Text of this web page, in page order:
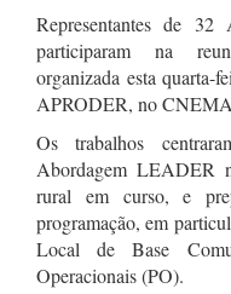
Representantes de
participaram na
organizada esta quarta-
APRODER, no
Os trabalhos
Abordagem LEADER
rural em curso, e
programação, em
Local de Base
Operacionais (PO).